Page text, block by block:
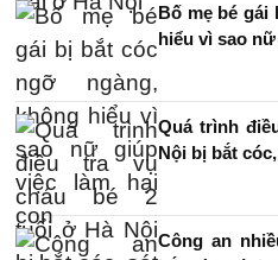
Bố mẹ bé gái
hiểu vì sao
Quá trình
Nội bị bắt
Công an